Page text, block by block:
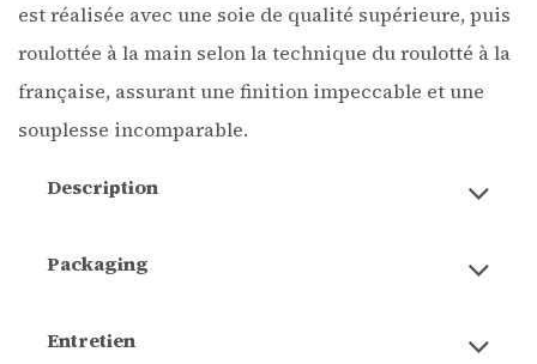
est réalisée avec une soie de qualité supérieure, puis
roulottée à la main selon la technique du roulotté à la
française, assurant une finition impeccable et une
souplesse incomparable.
Description
Packaging
Entretien